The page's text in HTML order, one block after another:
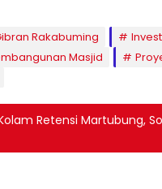
Rakabuming
Masjid
Retensi Martubung,